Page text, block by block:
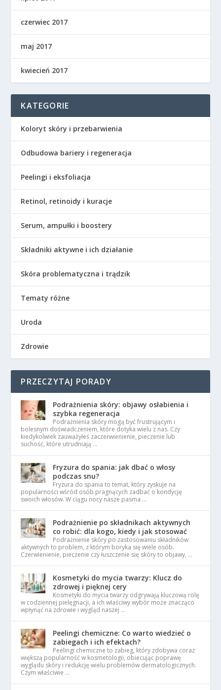
czerwiec 2017
maj 2017
kwiecień 2017
KATEGORIE
Koloryt skóry i przebarwienia
Odbudowa bariery i regeneracja
Peelingi i eksfoliacja
Retinol, retinoidy i kuracje
Serum, ampułki i boostery
Składniki aktywne i ich działanie
Skóra problematyczna i trądzik
Tematy różne
Uroda
Zdrowie
PRZECZYTAJ PORADY
Podrażnienia skóry: objawy osłabienia i
szybka regeneracja
Podrażnienia skóry mogą być frustrującym i
bolesnym doświadczeniem, które dotyka wielu z nas. Czy
kiedykolwiek zauważyłeś zaczerwienienie, pieczenie lub
suchość, które utrudniają …
Fryzura do spania: jak dbać o włosy
podczas snu?
Fryzura do spania to temat, który zyskuje na
popularności wśród osób pragnących zadbać o kondycję
swoich włosów. W ciągu nocy nasze pasma …
Podrażnienie po składnikach aktywnych
co robić: dla kogo, kiedy i jak stosować
Podrażnienie skóry po zastosowaniu składników
aktywnych to problem, z którym boryka się wiele osób.
Czerwienienie, pieczenie czy łuszczenie się skóry to objawy, …
Kosmetyki do mycia twarzy: Klucz do
zdrowej i pięknej cery
Kosmetyki do mycia twarzy odgrywają kluczową rolę
w codziennej pielęgnacji, a ich właściwy wybór może znacząco
wpłynąć na zdrowie i wygląd naszej …
Peelingi chemiczne: Co warto wiedzieć o
zabiegach i ich efektach?
Peelingi chemiczne to zabieg, który zdobywa coraz
większą popularność w kosmetologii, obiecując poprawę
wyglądu skóry i redukcję wielu problemów dermatologicznych.
Czym właściwie …